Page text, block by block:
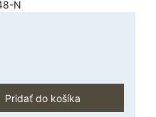
N
Pridať do košíka